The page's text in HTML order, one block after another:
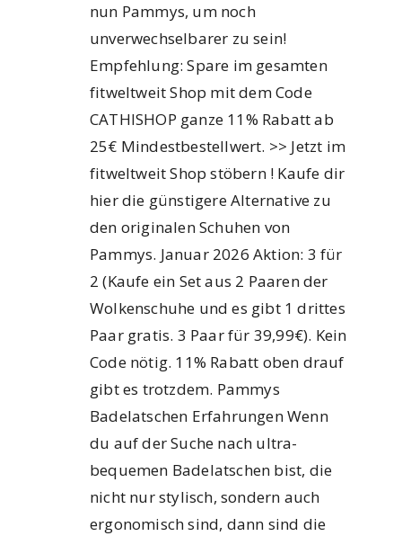
nun Pammys, um noch
unverwechselbarer zu sein!
Empfehlung: Spare im gesamten
fitweltweit Shop mit dem Code
CATHISHOP ganze 11% Rabatt ab
25€ Mindestbestellwert. >> Jetzt im
fitweltweit Shop stöbern ! Kaufe dir
hier die günstigere Alternative zu
den originalen Schuhen von
Pammys. Januar 2026 Aktion: 3 für
2 (Kaufe ein Set aus 2 Paaren der
Wolkenschuhe und es gibt 1 drittes
Paar gratis. 3 Paar für 39,99€). Kein
Code nötig. 11% Rabatt oben drauf
gibt es trotzdem. Pammys
Badelatschen Erfahrungen Wenn
du auf der Suche nach ultra-
bequemen Badelatschen bist, die
nicht nur stylisch, sondern auch
ergonomisch sind, dann sind die